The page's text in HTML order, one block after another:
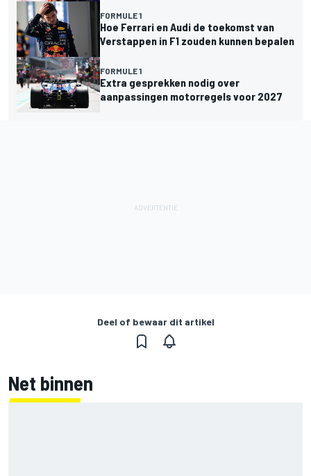
FORMULE 1
Hoe Ferrari en Audi de toekomst van
Verstappen in F1 zouden kunnen bepalen
FORMULE 1
Extra gesprekken nodig over
aanpassingen motorregels voor 2027
Deel of bewaar dit artikel
Net binnen